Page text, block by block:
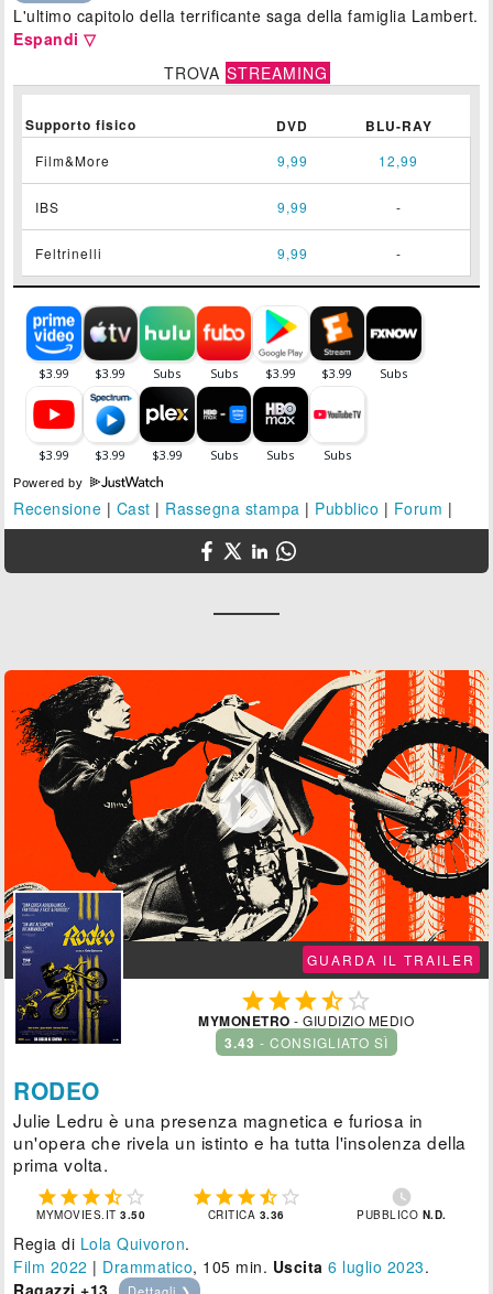
L'ultimo capitolo della terrificante saga della famiglia Lambert.
Espandi ▽
TROVA STREAMING
Supporto fisico DVD BLU-RAY
Film&More 9,99 12,99
IBS 9,99 -
Feltrinelli 9,99 -
Powered by
Recensione | Cast | Rassegna stampa | Pubblico | Forum |

GUARDA IL TRAILER
 
MYMONETRO - GIUDIZIO MEDIO
3.43 - CONSIGLIATO SÌ
RODEO
Julie Ledru è una presenza magnetica e furiosa in
un'opera che rivela un istinto e ha tutta l'insolenza della
prima volta.
    
MYMOVIES.IT3.50
    
CRITICA 3.36

PUBBLICO N.D.
Regia di Lola Quivoron.
Film 2022 | Drammatico, 105 min. Uscita 6 luglio 2023.